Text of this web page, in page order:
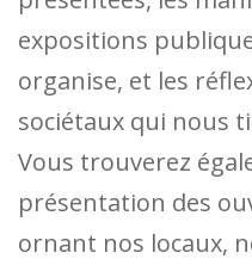
expositions
organise, et les
sociétaux qui nous
Vous trouverez
présentation des
ornant nos locaux,